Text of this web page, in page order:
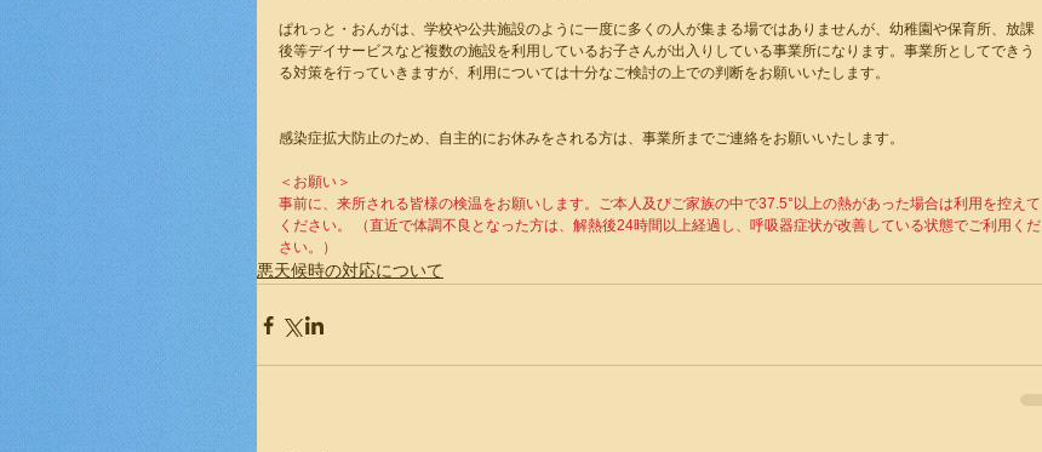
ぱれっと・おんがは、学校や公共施設のように一度に多くの人が集まる場ではありませんが、幼稚園や保育所、放課
後等デイサービスなど複数の施設を利用しているお子さんが出入りしている事業所になります。事業所としてできう
る対策を行っていきますが、利用については十分なご検討の上での判断をお願いいたします。
感染症拡大防止のため、自主的にお休みをされる方は、事業所までご連絡をお願いいたします。
＜お願い＞
事前に、来所される皆様の検温をお願いします。ご本人及びご家族の中で37.5°以上の熱があった場合は利用を控えて
ください。 （直近で体調不良となった方は、解熱後24時間以上経過し、呼吸器症状が改善している状態でご利用くだ
さい。）
悪天候時の対応について